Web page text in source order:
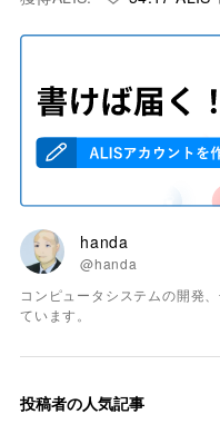
handa
@handa
コンピュータシステムの開発
ています。
投稿者の人気記事